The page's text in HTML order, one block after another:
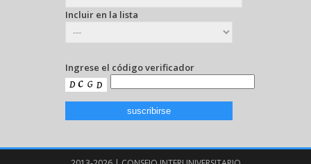
Incluir en la lista
Ingrese el código verificador